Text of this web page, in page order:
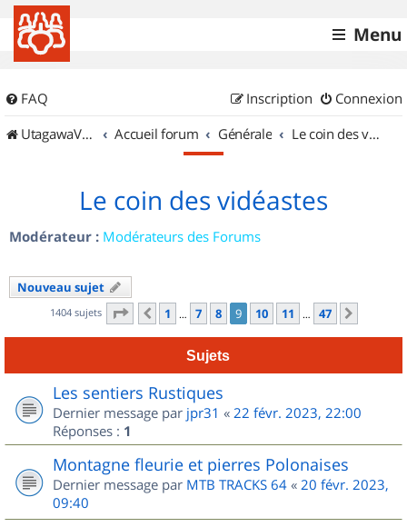
Menu
FAQ Connexion
Inscription
UtagawaVTT (Randos VTT et VTTAE avec traces GPS)
Accueil forum Générale Le coin des vidéastes
Le coin des vidéastes
Modérateur : Modérateurs des Forums
Nouveau sujet
1404 sujets Page 9sur 47
Précédent
1 … 7 8 9 10 11 … 47
Sujets
Les sentiers Rustiques
Dernier message par jpr31 « 22 févr. 2023, 22:00
Réponses : 1
Montagne fleurie et pierres Polonaises
Dernier message par MTB TRACKS 64 « 20 févr. 2023,
09:40